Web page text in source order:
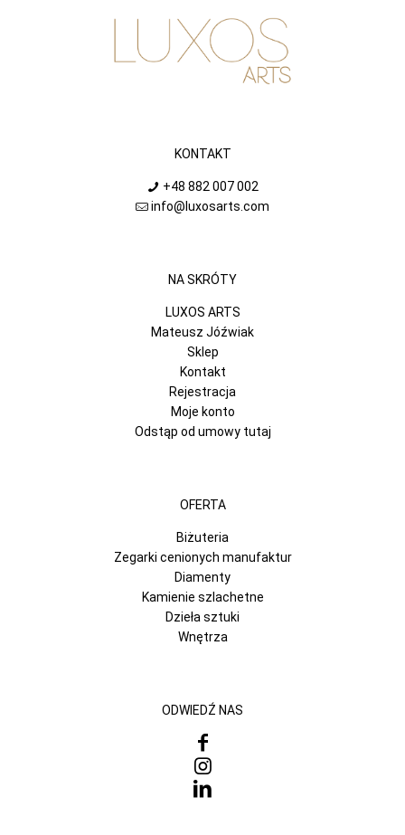
KONTAKT
+48 882 007 002
info@luxosarts.com
NA SKRÓTY
LUXOS ARTS
Mateusz Jóźwiak
Sklep
Kontakt
Rejestracja
Moje konto
Odstąp od umowy tutaj
OFERTA
Biżuteria
Zegarki cenionych manufaktur
Diamenty
Kamienie szlachetne
Dzieła sztuki
Wnętrza
ODWIEDŹ NAS